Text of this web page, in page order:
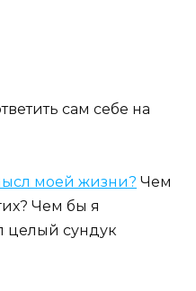
сам себе на
моей жизни? Чем
Чем бы я
целый сундук